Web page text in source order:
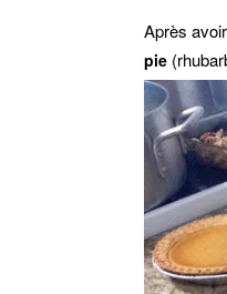
Après
pie